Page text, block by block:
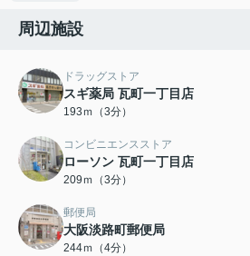
周辺施設
ドラッグストア
スギ薬局 瓦町一丁目店
193ｍ（3分）
コンビニエンスストア
ローソン 瓦町一丁目店
209ｍ（3分）
郵便局
大阪淡路町郵便局
244ｍ（4分）